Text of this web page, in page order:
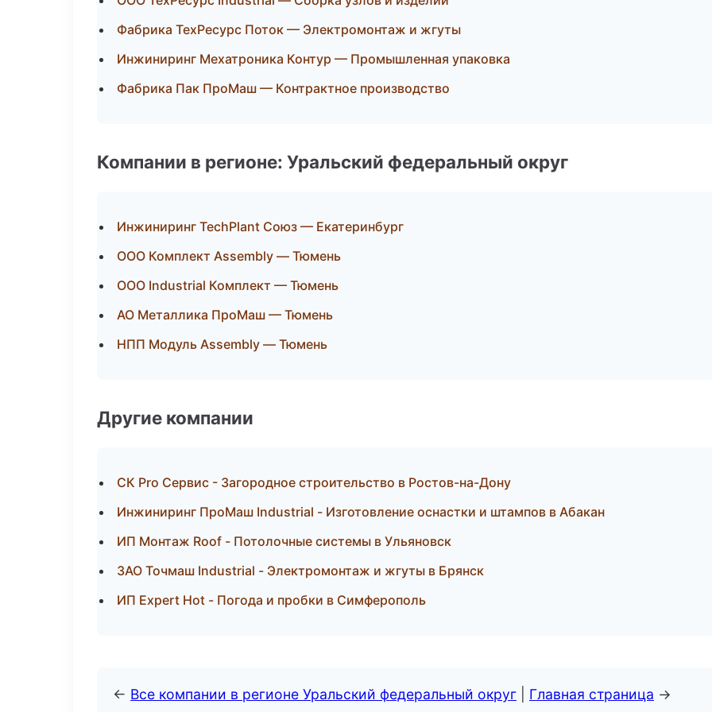
Фабрика ТехРесурс Поток — Электромонтаж и жгуты
Инжиниринг Мехатроника Контур — Промышленная упаковка
Фабрика Пак ПроМаш — Контрактное производство
Компании в регионе: Уральский федеральный округ
Инжиниринг TechPlant Союз — Екатеринбург
ООО Комплект Assembly — Тюмень
ООО Industrial Комплект — Тюмень
АО Металлика ПроМаш — Тюмень
НПП Модуль Assembly — Тюмень
Другие компании
СК Pro Сервис - Загородное строительство в Ростов-на-Дону
Инжиниринг ПроМаш Industrial - Изготовление оснастки и штампов в Абакан
ИП Монтаж Roof - Потолочные системы в Ульяновск
ЗАО Точмаш Industrial - Электромонтаж и жгуты в Брянск
ИП Expert Hot - Погода и пробки в Симферополь
← Все компании в регионе Уральский федеральный округ Главная страница →